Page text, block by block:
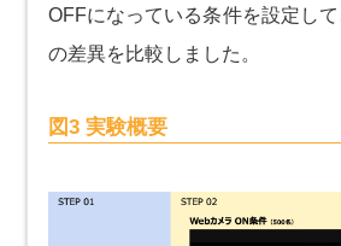
OFFになっている条件を設定し
の差異を比較しました。
図3 実験概要